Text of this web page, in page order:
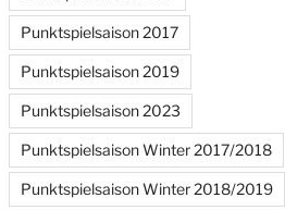
Punktspielsaison 2017
Punktspielsaison 2019
Punktspielsaison 2023
Punktspielsaison Winter 2017/2018
Punktspielsaison Winter 2018/2019